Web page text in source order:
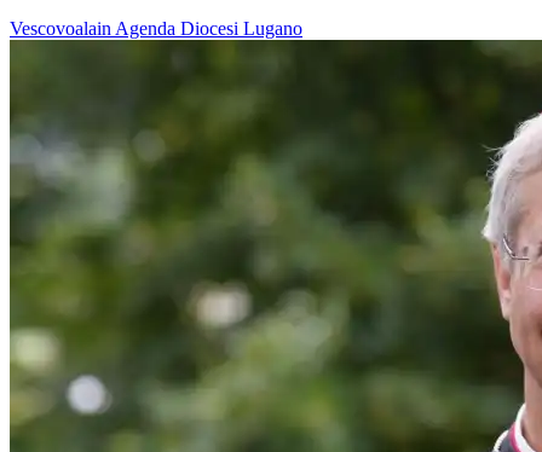
Vescovoalain Agenda Diocesi Lugano